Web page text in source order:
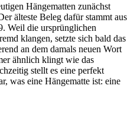
Hängematten zunächst
älteste Beleg dafür stammt aus
Weil die ursprünglichen
klangen, setzte sich bald das
an dem damals neuen Wort
ähnlich klingt wie das
stellt es eine perfekt
was eine Hängematte ist: eine